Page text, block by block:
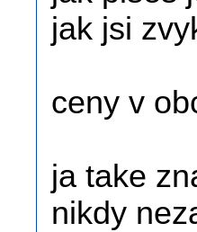
jak jsi
ceny v
ja take
nikdy